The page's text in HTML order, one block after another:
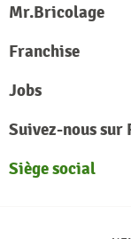
Mr.Bricolage
Franchise
Jobs
Suivez-nous sur
Siège social